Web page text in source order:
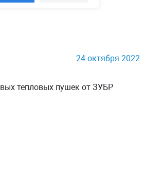
24 октября 2022
тепловых пушек от ЗУБР